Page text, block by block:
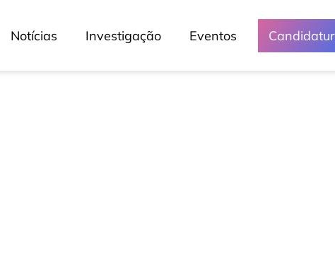
Notícias Investigação Eventos